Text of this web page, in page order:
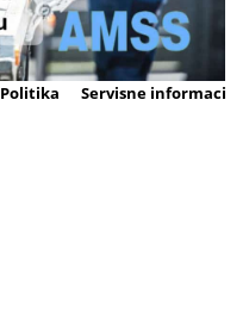
Politika Servisne informacije